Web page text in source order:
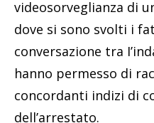
videosorveglianza di
dove si sono svolti i
conversazione tra
hanno permesso di
concordanti indizi di
dell’arrestato.